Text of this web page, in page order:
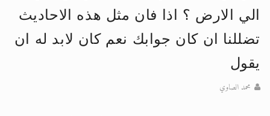
الي الارض ؟ اذا فان مثل هذه الاحاديث
تضللنا ان كان جوابك نعم كان لابد له ان
يقول
محمد الصاوي